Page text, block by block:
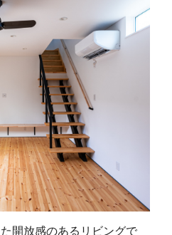
開放感のあるリビングで